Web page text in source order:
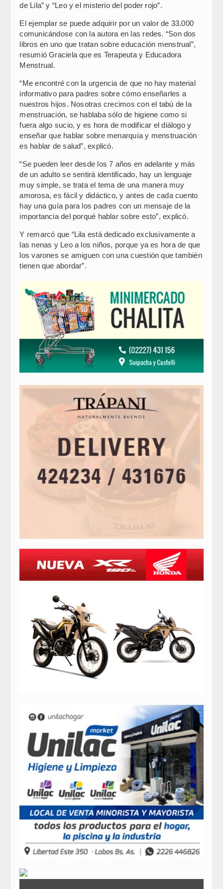
de Lila” y “Leo y el misterio del poder rojo”.
El ejemplar se puede adquirir por un valor de 33.000
comunicándose con la autora en las redes. “Son dos
libros en uno que tratan sobre educación menstrual”,
resumió Graciela que es Terapeuta y Educadora
Menstrual.
“Me encontré con la urgencia de que no hay material
informativo para padres sobre cómo enseñarles a
nuestros hijos. Nosotras crecimos con el tabú de la
menstruación, se hablaba sólo de higiene como si
fuera algo sucio, y es hora de modificar el diálogo y
enseñar que hablar sobre menarquía y menstruación
es hablar de salud”, explicó.
“Se pueden leer desde los 7 años en adelante y más
de un adulto se sentirá identificado, hay un lenguaje
muy simple, se trata el tema de una manera muy
amorosa, es fácil y didáctico, y antes de cada cuento
hay una guía para los padres con un mensaje de la
importancia del porqué hablar sobre esto”, explicó.
Y remarcó que “Lila está dedicado exclusivamente a
las nenas y Leo a los niños, porque ya es hora de que
los varones se amiguen con una cuestión que también
tienen que abordar”.